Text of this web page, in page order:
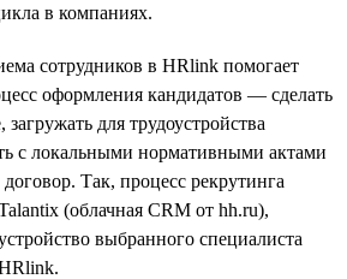
в компаниях.
сотрудников в HRlink помогает
оформления кандидатов — сделать
для трудоустройства
с локальными нормативными актами
Так, процесс рекрутинга
(облачная CRM от hh.ru),
выбранного специалиста